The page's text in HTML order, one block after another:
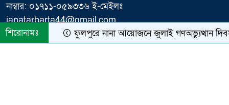
পাবনায় বিদ্যুৎস্পৃষ্ট হয়ে যুব‌কের
মর্মান্তিক মৃত্যু
৯
নাম্বার: ০১৭১১-০৫৯৩৩৬ ই-মেইলঃ
janatarbarta44@gmail.com
শিরোনামঃ ফুলপুরে নানা আয়োজনে জুলাই গণঅভ্যুত্থান